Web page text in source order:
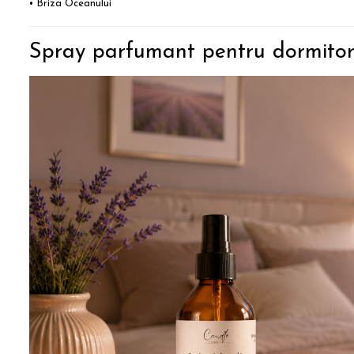
• Briza Oceanului
Spray parfumant pentru dormitor